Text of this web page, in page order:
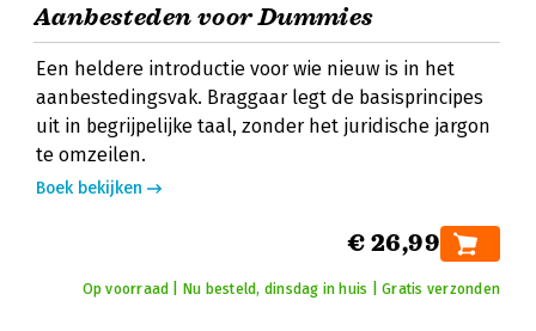
Aanbesteden voor Dummies
Een heldere introductie voor wie nieuw is in het
aanbestedingsvak. Braggaar legt de basisprincipes
uit in begrijpelijke taal, zonder het juridische jargon
te omzeilen.
Boek bekijken
€ 26,99
Op voorraad | Nu besteld, dinsdag in huis | Gratis verzonden